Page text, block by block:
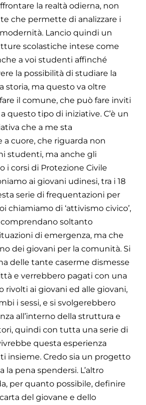
la realtà odierna, non
che permette di analizzare i
Lancio quindi un
scolastiche intese come
a voi studenti affinché
la possibilità di studiare la
storia, ma questo va oltre
il comune, che può fare inviti
questo tipo di iniziative. C’è un
che a me sta
cuore, che riguarda non
studenti, ma anche gli
i corsi di Protezione Civile
ai giovani udinesi, tra i 18
serie di frequentazioni per
chiamiamo di ‘attivismo civico’,
soltanto
di emergenza, ma che
dei giovani per la comunità. Si
delle tante caserme dismesse
e verrebbero pagati con una
rivolti ai giovani ed alle giovani,
i sessi, e si svolgerebbero
all’interno della struttura e
quindi con tutta una serie di
questa esperienza
insieme. Credo sia un progetto
la pena spendersi. L’altro
per quanto possibile, definire
del giovane e dello